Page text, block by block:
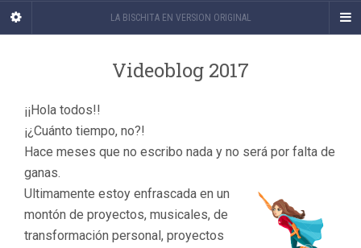
LA BISCHITA EN VERSION ORIGINAL
Videoblog 2017
¡¡Hola todos!!
¡¿Cuánto tiempo, no?!
Hace meses que no escribo nada y no será por falta de
ganas.
Ultimamente estoy enfrascada en un
montón de proyectos, musicales, de
transformación personal, proyectos